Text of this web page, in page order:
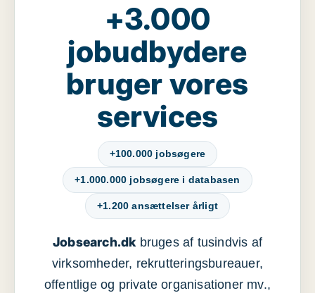
+3.000
jobudbydere
bruger vores
services
+100.000 jobsøgere
+1.000.000 jobsøgere i databasen
+1.200 ansættelser årligt
Jobsearch.dkbruges af tusindvis af
virksomheder, rekrutteringsbureauer,
offentlige og private organisationer mv.,